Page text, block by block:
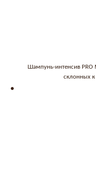
Шампунь-интенсив PRO
склонных